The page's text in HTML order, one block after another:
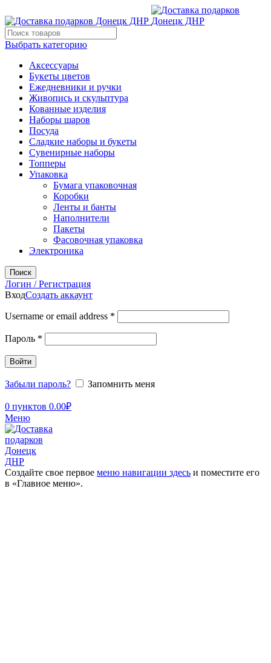
Выбрать категорию
Аксессуары
Букеты цветов
Ежедневники и ручки
Живопись и скульптура
Кованные изделия
Наборы шаров
Посуда
Сладкие наборы и букеты
Сувенирные наборы
Топперы
Упаковка
Бумага упаковочная
Коробки
Ленты и банты
Наполнители
Пакеты
Фасовочная упаковка
Электроника
Поиск
Логин / Регистрация
ВходСоздать аккаунт
Username or email address *
Пароль *
Войти
Забыли пароль? Запомнить меня
0 пунктов 0.00₽
Меню
Создайте свое первое меню навигации здесь и поместите его
в «Главное меню».